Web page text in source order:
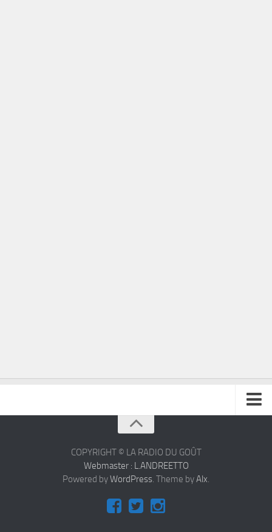
COPYRIGHT © LA RADIO DU GOÛT
Webmaster : L.ANDREETTO
Powered byWordPress. Theme byAlx.